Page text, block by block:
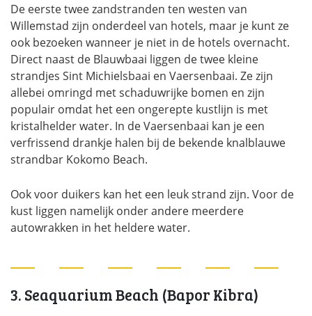
De eerste twee zandstranden ten westen van
Willemstad zijn onderdeel van hotels, maar je kunt ze
ook bezoeken wanneer je niet in de hotels overnacht.
Direct naast de Blauwbaai liggen de twee kleine
strandjes Sint Michielsbaai en Vaersenbaai. Ze zijn
allebei omringd met schaduwrijke bomen en zijn
populair omdat het een ongerepte kustlijn is met
kristalhelder water. In de Vaersenbaai kan je een
verfrissend drankje halen bij de bekende knalblauwe
strandbar Kokomo Beach.
Ook voor duikers kan het een leuk strand zijn. Voor de
kust liggen namelijk onder andere meerdere
autowrakken in het heldere water.
3. Seaquarium Beach (Bapor Kibra)